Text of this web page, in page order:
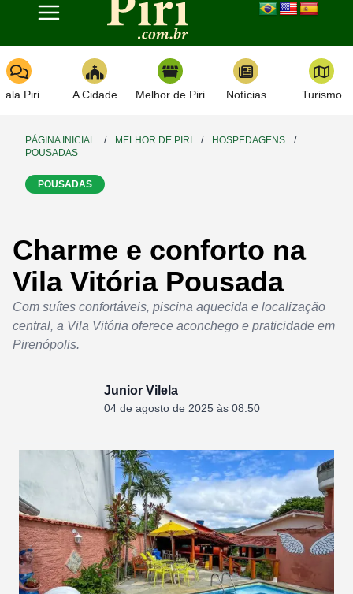
Toggle navigation
Piri A Cidade Melhor de Piri Notícias Turismo
PÁGINA INICIAL / MELHOR DE PIRI / HOSPEDAGENS
/
POUSADAS
POUSADAS
Charme e conforto na
Vila Vitória Pousada
Com suítes confortáveis, piscina aquecida e localização
central, a Vila Vitória oferece aconchego e praticidade em
Pirenópolis.
Junior Vilela
04 de agosto de 2025 às 08:50